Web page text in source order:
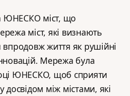
ЮНЕСКО міст, що
міст, які визнають
впродовж життя як рушійні
Мережа була
ЮНЕСКО, щоб сприяти
досвідом між містами, які